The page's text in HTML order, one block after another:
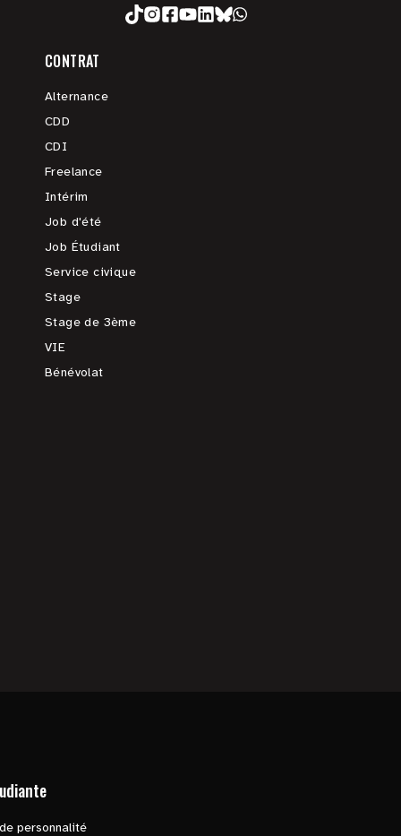
CONTRAT
Alternance
CDD
CDI
Freelance
Intérim
Job d'été
Job Étudiant
Service civique
Stage
Stage de 3ème
VIE
Bénévolat
personnalité